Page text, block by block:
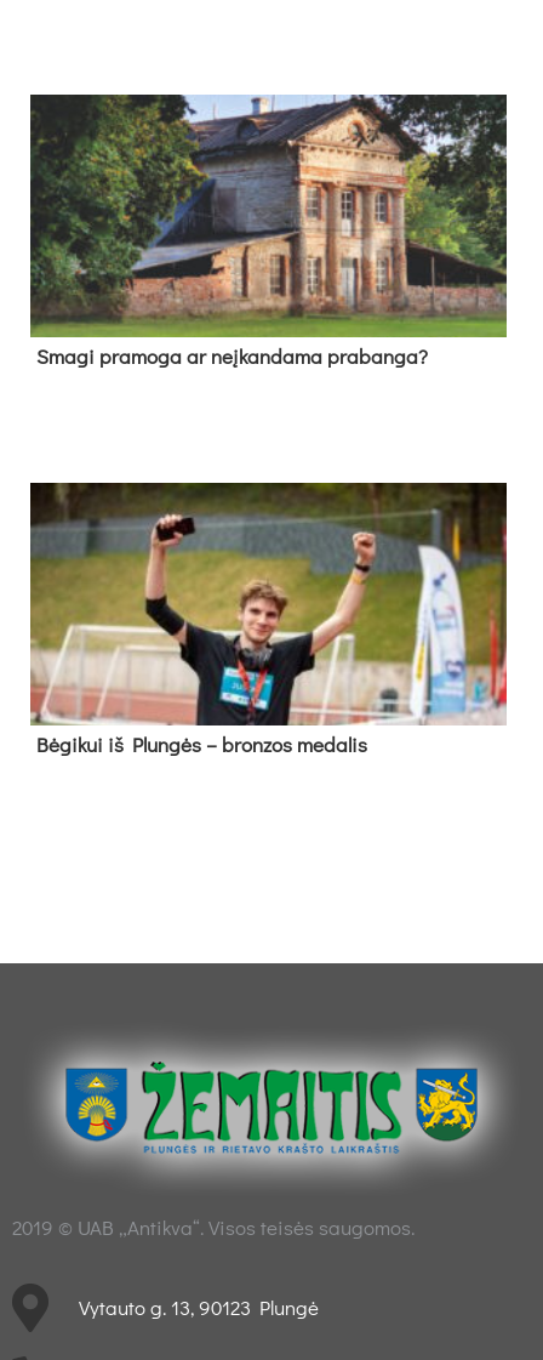
Sma­gi pra­mo­ga ar neį­kan­da­ma pra­ban­ga?
Bė­gi­kui iš Plun­gės – bron­zos me­da­lis
2019 © UAB „Antikva“. Visos teisės saugomos.
Vytauto g. 13, 90123 Plungė